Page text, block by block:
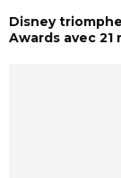
Disney
Awards avec 21